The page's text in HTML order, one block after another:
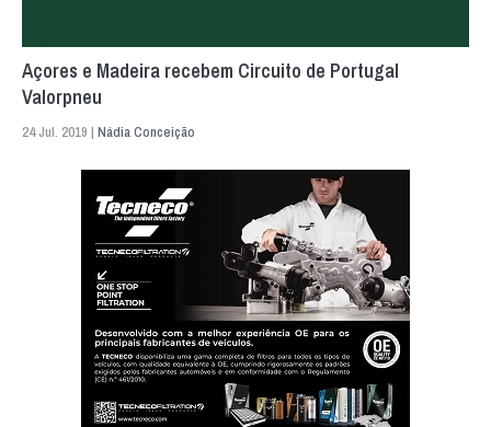
Açores e Madeira recebem Circuito de Portugal
Valorpneu
24 Jul. 2019 | Nádia Conceição